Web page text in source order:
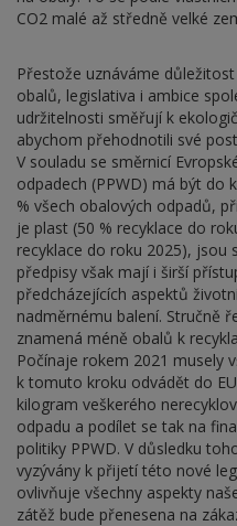
CO2 malé až středně velké
Přestože uznáváme
obalů, legislativa i ambice
udržitelnosti směřují k
abychom přehodnotili své
V souladu se směrnicí
odpadech (PPWD) má být do
% všech obalových odpadů,
je plast (50 % recyklace do
recyklace do roku 2025), jsou
předpisy však mají i širší
předcházejících aspektů
nadměrnému balení. Stručně
znamená méně obalů k
Počínaje rokem 2021 musely
k tomuto kroku odvádět do
kilogram veškerého
odpadu a podílet se tak na
politiky PPWD. V důsledku
vyzývány k přijetí této nové
ovlivňuje všechny aspekty
zátěž bude přenesena na